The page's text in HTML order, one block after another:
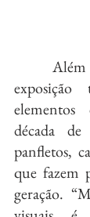
	Além das obras de arte, a
década
panfletos,
que fazem
geração.